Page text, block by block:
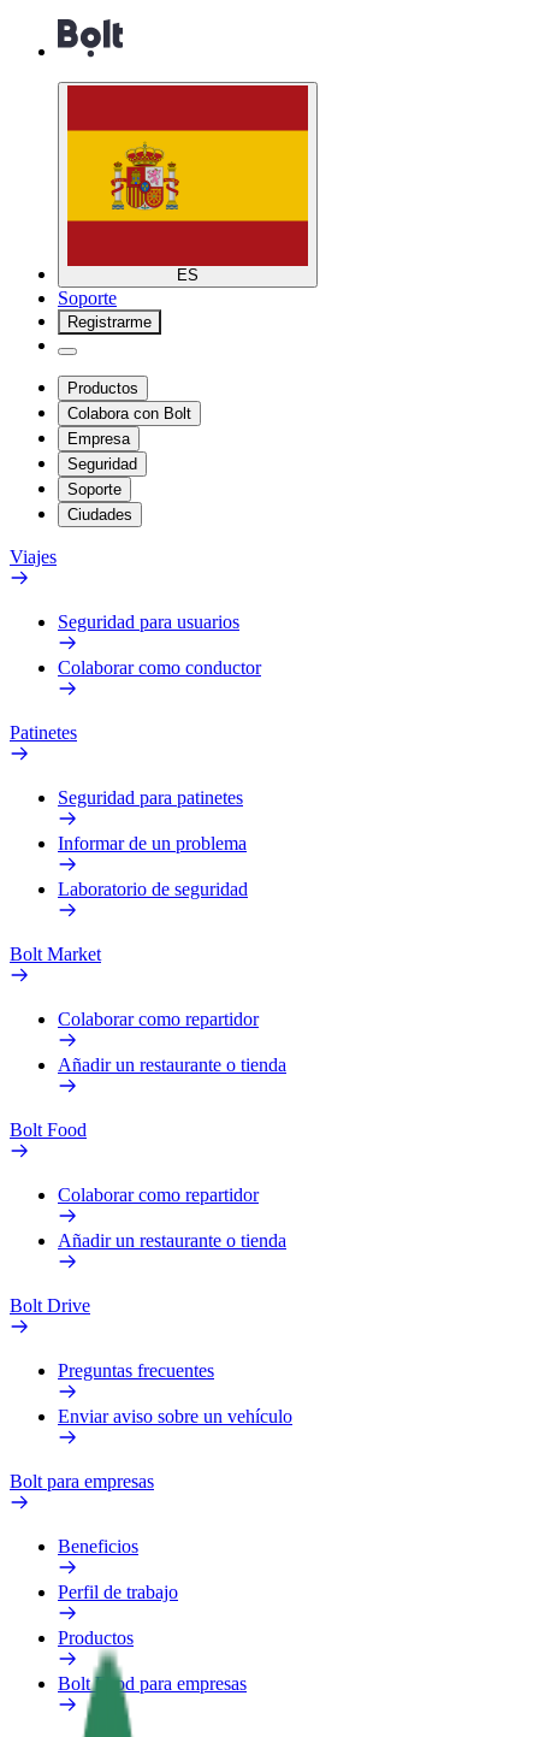
ES
Soporte
Registrarme
Productos
Colabora con Bolt
Empresa
Seguridad
Soporte
Ciudades
Viajes
Seguridad para usuarios
Colaborar como conductor
Patinetes
Seguridad para patinetes
Informar de un problema
Laboratorio de seguridad
Bolt Market
Colaborar como repartidor
Añadir un restaurante o tienda
Bolt Food
Colaborar como repartidor
Añadir un restaurante o tienda
Bolt Drive
Preguntas frecuentes
Enviar aviso sobre un vehículo
Bolt para empresas
Beneficios
Perfil de trabajo
Productos
Bolt Food para empresas